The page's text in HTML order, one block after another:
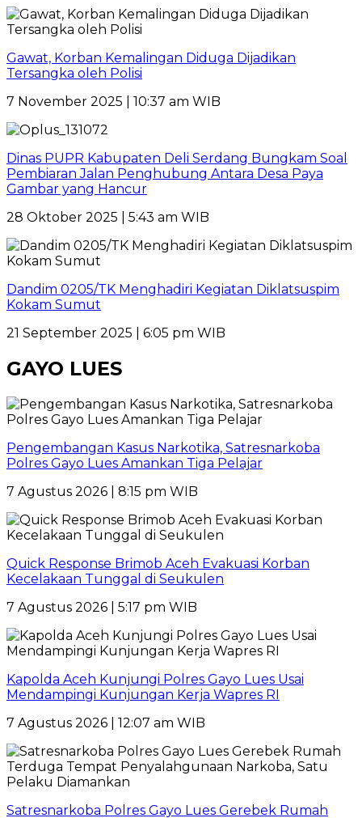
Gawat, Korban Kemalingan Diduga Dijadikan
Tersangka oleh Polisi
7 November 2025 | 10:37 am WIB
Dinas PUPR Kabupaten Deli Serdang Bungkam Soal
Pembiaran Jalan Penghubung Antara Desa Paya
Gambar yang Hancur
28 Oktober 2025 | 5:43 am WIB
Dandim 0205/TK Menghadiri Kegiatan Diklatsuspim
Kokam Sumut
21 September 2025 | 6:05 pm WIB
GAYO LUES
Pengembangan Kasus Narkotika, Satresnarkoba
Polres Gayo Lues Amankan Tiga Pelajar
7 Agustus 2026 | 8:15 pm WIB
Quick Response Brimob Aceh Evakuasi Korban
Kecelakaan Tunggal di Seukulen
7 Agustus 2026 | 5:17 pm WIB
Kapolda Aceh Kunjungi Polres Gayo Lues Usai
Mendampingi Kunjungan Kerja Wapres RI
7 Agustus 2026 | 12:07 am WIB
Satresnarkoba Polres Gayo Lues Gerebek Rumah